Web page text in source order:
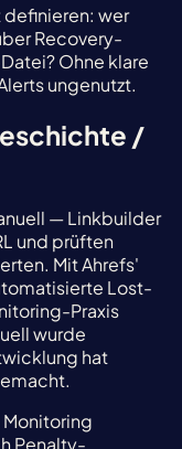
definieren: wer
Recovery-
Ohne klare
ungenutzt.
/
— Linkbuilder
und prüften
Mit Ahrefs'
Lost-
Praxis
wurde
hat
Penalty-